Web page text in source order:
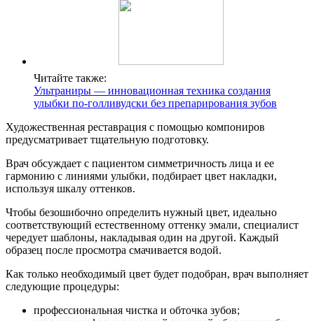
Читайте также:
Ультраниры — инновационная техника создания
улыбки по-голливудски без препарирования зубов
Художественная реставрация с помощью компониров
предусматривает тщательную подготовку.
Врач обсуждает с пациентом симметричность лица и ее
гармонию с линиями улыбки, подбирает цвет накладки,
используя шкалу оттенков.
Чтобы безошибочно определить нужный цвет, идеально
соответствующий естественному оттенку эмали, специалист
чередует шаблоны, накладывая один на другой. Каждый
образец после просмотра смачивается водой.
Как только необходимый цвет будет подобран, врач выполняет
следующие процедуры:
профессиональная чистка и обточка зубов;